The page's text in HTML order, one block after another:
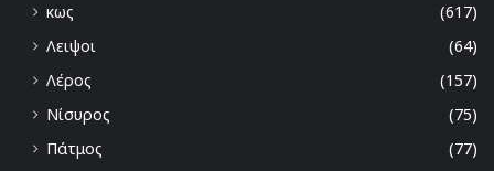
κως
(617)
Λειψοι
(64)
Λέρος
(157)
Νίσυρος
(75)
Πάτμος
(77)